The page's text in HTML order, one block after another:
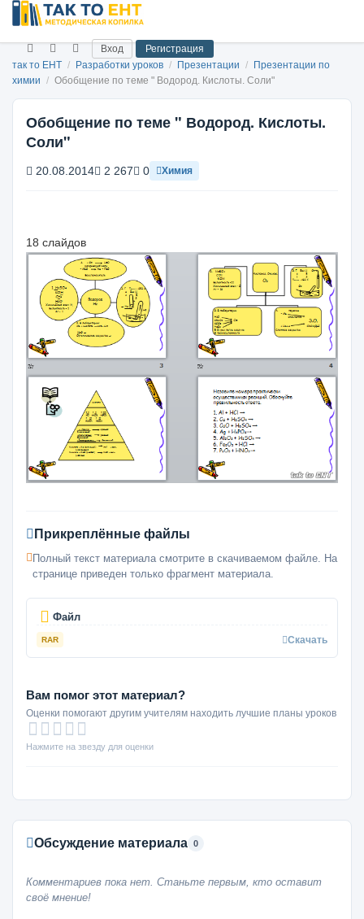
Вход
Регистрация
так то ЕНТ / Разработки уроков / Презентации /
Презентации по
химии / Обобщение по теме " Водород. Кислоты. Соли"
Обобщение по теме " Водород. Кислоты.
Соли"
20.08.2014 2 267 0 Химия
18 слайдов
Прикреплённые файлы
Полный текст материала смотрите в скачиваемом файле. На
странице приведен только фрагмент материала.
Файл
RAR Скачать
Вам помог этот материал?
Оценки помогают другим учителям находить лучшие планы уроков
Нажмите на звезду для оценки
Обсуждение материала 0
Комментариев пока нет. Станьте первым, кто оставит
своё мнение!